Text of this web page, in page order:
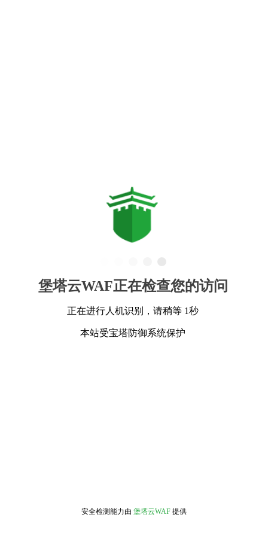
堡塔云WAF正在检查您的访问
正在进行人机识别，请稍等 1秒
本站受宝塔防御系统保护
安全检测能力由 堡塔云WAF 提供